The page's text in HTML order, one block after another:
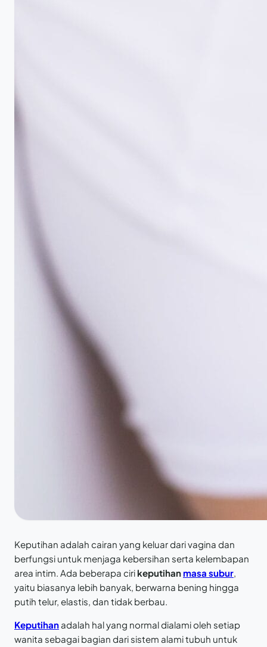
Keputihan adalah cairan yang keluar dari vagina dan
berfungsi untuk menjaga kebersihan serta kelembapan
area intim. Ada beberapa ciri keputihan masa subur,
yaitu biasanya lebih banyak, berwarna bening hingga
putih telur, elastis, dan tidak berbau.
Keputihanadalah hal yang normal dialami oleh setiap
wanita sebagai bagian dari sistem alami tubuh untuk